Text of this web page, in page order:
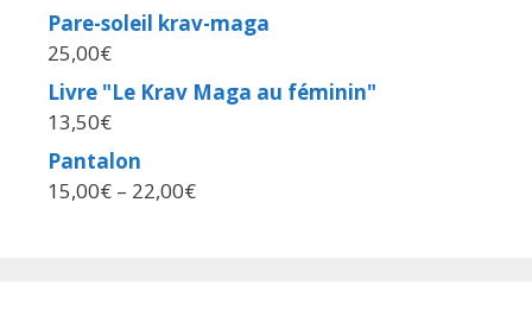
Pare-soleil krav-maga
25,00€
Livre "Le Krav Maga au féminin"
13,50€
Pantalon
15,00€ – 22,00€